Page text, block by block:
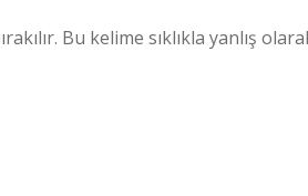
Bu kelime sıklıkla yanlış